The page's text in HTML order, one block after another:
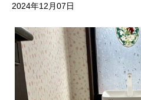
2024年12月07日